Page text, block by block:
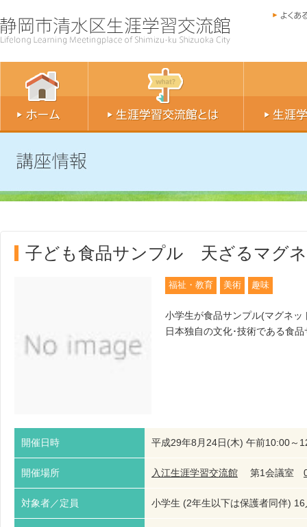
子ども食品サンプル 天ざるマグ
福祉・教育 美術 趣味
小学生が食品サンプル(マグネ
日本独自の文化･技術である食
開催日時 平成29年8月24日(木) 午前10:00～
開催場所 入江生涯学習交流館 第1会議室
対象者／定員 小学生 (2年生以下は保護者同伴) 16